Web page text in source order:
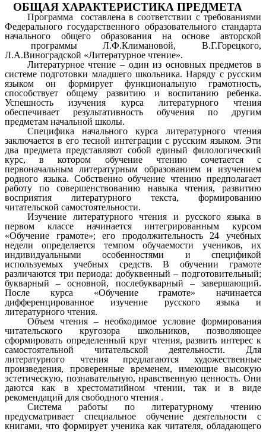
ОБЩАЯ ХАРАКТЕРИСТИКА ПРЕДМЕТА
Программа составлена в соответствии с требованиями
Федерального государственного образовательного стандарта
начального общего образования на основе авторской
программыЛ.Ф.Климановой, В.Г.Горецкого,
Л.А.Виноградской «Литературное чтение».
Литературное чтение – один из основных предметов в
системе подготовки младшего школьника. Наряду с русским
языком он формирует функциональную грамотность,
способствует общему развитию и воспитанию ребенка.
Успешность изучения курса литературного чтения
обеспечивает результативность обучения по другим
предметам начальной школы.
Специфика начального курса литературного чтения
заключается в его тесной интеграции с русским языком. Эти
два предмета представляют собой единый филологический
курс, в котором обучение чтению сочетается с
первоначальным литературным образованием и изучением
родного языка. Собственно обучение чтению предполагает
работу по совершенствованию навыка чтения, развитию
восприятия литературного текста, формированию
читательской самостоятельности.
Изучение литературного чтения и русского языка в
первом классе начинается интегрированным курсом
«Обучение грамоте»; его продолжительность 24 учебных
недели определяется темпом обучаемости учеников, их
индивидуальными особенностями и спецификой
используемых учебных средств. В обучении грамоте
различаются три периода: добуквенный – подготовительный;
букварный – основной, послебукварный – завершающий.
После курса «Обучение грамоте» начинается
дифференцированное изучение русского языка и
литературного чтения.
Объем чтения – необходимое условие формирования
читательского кругозора школьников, позволяющее
сформировать определенный круг чтения, развить интерес к
самостоятельной читательской деятельности. Для
литературного чтения предлагаются художественные
произведения, проверенные временем, имеющие высокую
эстетическую, познавательную, нравственную ценность. Они
даются как в хрестоматийном чтении, так и в виде
рекомендаций для свободного чтения .
Система работы по литературному чтению
предусматривает специальное обучение деятельности с
книгами, что формирует ученика как читателя, обладающего